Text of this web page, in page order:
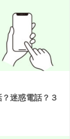
迷惑電話？３